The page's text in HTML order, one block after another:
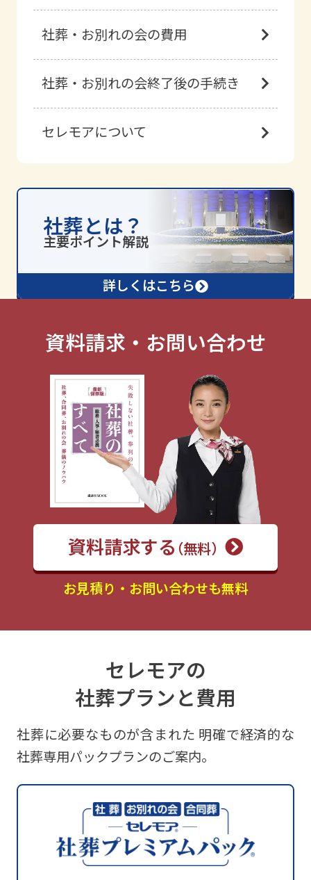
社葬・お別れの会の費用
社葬・お別れの会終了後の手続き
セレモアについて
社葬とは？
詳しくはこちら
資料請求・お問い合わせ
資料請求する（無料）
お見積り・お問い合わせも無料
セレモアの
社葬プランと費用
社葬に必要なものが含まれた 明確で経済的な
社葬専用パックプランのご案内。